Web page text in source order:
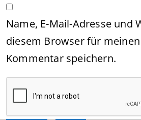
Name, E-Mail-Adresse und
diesem Browser für
Kommentar speichern.